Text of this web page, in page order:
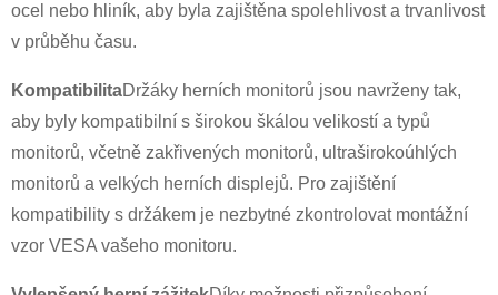
ocel nebo hliník, aby byla zajištěna spolehlivost a trvanlivost
v průběhu času.
KompatibilitaDržáky herních monitorů jsou navrženy tak,
aby byly kompatibilní s širokou škálou velikostí a typů
monitorů, včetně zakřivených monitorů, ultraširokoúhlých
monitorů a velkých herních displejů. Pro zajištění
kompatibility s držákem je nezbytné zkontrolovat montážní
vzor VESA vašeho monitoru.